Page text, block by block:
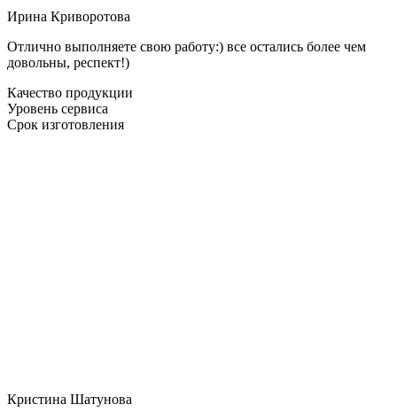
Ирина Криворотова
Отлично выполняете свою работу:) все остались более чем
довольны, респект!)
Качество продукции
Уровень сервиса
Срок изготовления
Кристина Шатунова